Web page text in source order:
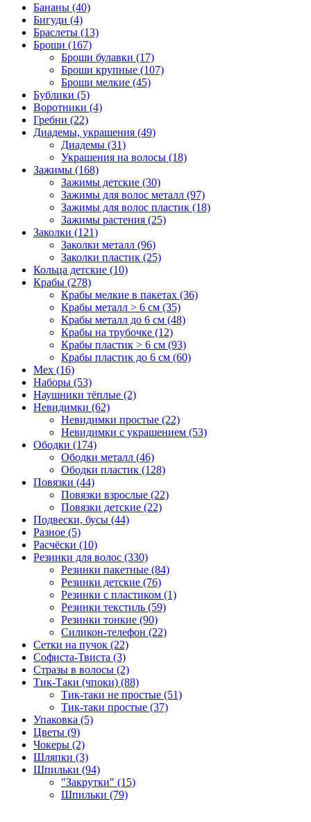
Бананы (40)
Бигуди (4)
Браслеты (13)
Броши (167)
Броши булавки (17)
Броши крупные (107)
Броши мелкие (45)
Бублики (5)
Воротники (4)
Гребни (22)
Диадемы, украшения (49)
Диадемы (31)
Украшения на волосы (18)
Зажимы (168)
Зажимы детские (30)
Зажимы для волос металл (97)
Зажимы для волос пластик (18)
Зажимы растения (25)
Заколки (121)
Заколки металл (96)
Заколки пластик (25)
Кольца детские (10)
Крабы (278)
Крабы мелкие в пакетах (36)
Крабы металл > 6 см (35)
Крабы металл до 6 см (48)
Крабы на трубочке (12)
Крабы пластик > 6 см (93)
Крабы пластик до 6 см (60)
Мех (16)
Наборы (53)
Наушники тёплые (2)
Невидимки (62)
Невидимки простые (22)
Невидимки с украшением (53)
Ободки (174)
Ободки металл (46)
Ободки пластик (128)
Повязки (44)
Повязки взрослые (22)
Повязки детские (22)
Подвески, бусы (44)
Разное (5)
Расчёски (10)
Резинки для волос (330)
Резинки пакетные (84)
Резинки детские (76)
Резинки с пластиком (1)
Резинки текстиль (59)
Резинки тонкие (90)
Силикон-телефон (22)
Сетки на пучок (22)
Софиста-Твиста (3)
Стразы в волосы (2)
Тик-Таки (чпоки) (88)
Тик-таки не простые (51)
Тик-таки простые (37)
Упаковка (5)
Цветы (9)
Чокеры (2)
Шляпки (3)
Шпильки (94)
"Закрутки" (15)
Шпильки (79)